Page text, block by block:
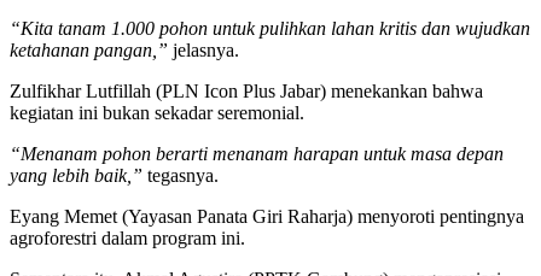
“Kita tanam 1.000 pohon untuk pulihkan lahan kritis dan wujudkan
ketahanan pangan,” jelasnya.
Zulfikhar Lutfillah (PLN Icon Plus Jabar) menekankan bahwa
kegiatan ini bukan sekadar seremonial.
“Menanam pohon berarti menanam harapan untuk masa depan
yang lebih baik,” tegasnya.
Eyang Memet (Yayasan Panata Giri Raharja) menyoroti pentingnya
agroforestri dalam program ini.